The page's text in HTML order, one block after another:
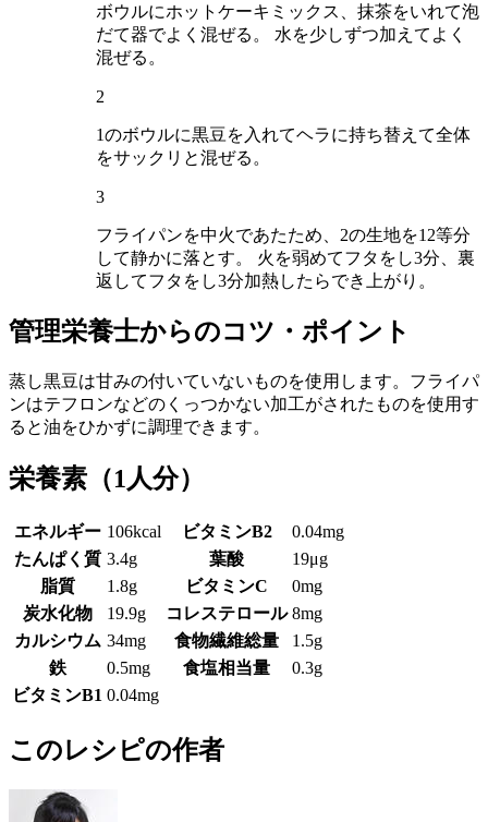
ボウルにホットケーキミックス、抹茶をいれて泡
だて器でよく混ぜる。 水を少しずつ加えてよく
混ぜる。
2
1のボウルに黒豆を入れてヘラに持ち替えて全体
をサックリと混ぜる。
3
フライパンを中火であたため、2の生地を12等分
して静かに落とす。 火を弱めてフタをし3分、裏
返してフタをし3分加熱したらでき上がり。
管理栄養士からのコツ・ポイント
蒸し黒豆は甘みの付いていないものを使用します。フライパ
ンはテフロンなどのくっつかない加工がされたものを使用す
ると油をひかずに調理できます。
栄養素 （1人分）
エネルギー 106kcal ビタミンB2
0.04mg
たんぱく質 3.4g 葉酸
19μg
脂質
1.8g ビタミンC
0mg
炭水化物
19.9g コレステロール 8mg
カルシウム 34mg 食物繊維総量
1.5g
鉄
0.5mg 食塩相当量
0.3g
ビタミンB1 0.04mg
このレシピの作者